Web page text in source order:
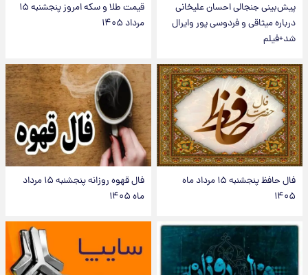
پیش‌بینی جنجالی احسان علیخانی
درباره میثاقی و فردوسی پور وایرال
شد+فیلم
قیمت طلا و سکه امروز پنجشنبه ۱۵
مرداد ۱۴۰۵
فال حافظ پنجشنبه ۱۵ مرداد ماه
۱۴۰۵
فال قهوه روزانه پنجشنبه ۱۵ مرداد
ماه ۱۴۰۵